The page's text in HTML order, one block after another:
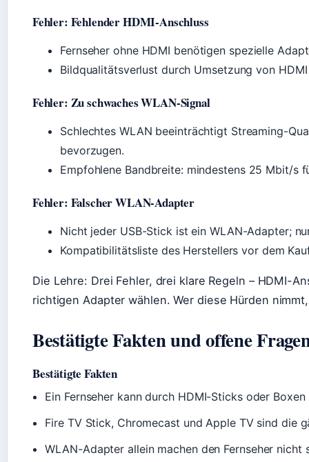
Fehler: Fehlender HDMI-Anschluss
Fernseher ohne HDMI benötigen spezielle
Bildqualitätsverlust durch Umsetzung von
Fehler: Zu schwaches WLAN-Signal
Schlechtes WLAN beeinträchtigt Streaming-
bevorzugen.
Empfohlene Bandbreite: mindestens 25 Mbit/s
Fehler: Falscher WLAN-Adapter
Nicht jeder USB-Stick ist ein WLAN-Adapter;
Kompatibilitätsliste des Herstellers vor dem
Die Lehre: Drei Fehler, drei klare Regeln – HDMI-
richtigen Adapter wählen. Wer diese Hürden
Bestätigte Fakten und offene
Bestätigte Fakten
Ein Fernseher kann durch HDMI-Sticks oder
Fire TV Stick, Chromecast und Apple TV sind die
WLAN-Adapter allein machen den Fernseher